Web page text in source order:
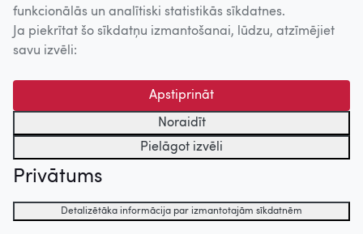
funkcionālās un analītiski statistikās sīkdatnes.
Ja piekrītat šo sīkdatņu izmantošanai, lūdzu, atzīmējiet
savu izvēli:
Apstiprināt
Noraidīt
Pielāgot izvēli
Privātums
Detalizētāka informācija par izmantotajām sīkdatnēm